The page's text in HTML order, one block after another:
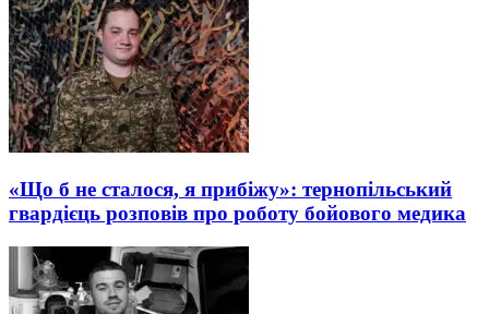
«Що б не сталося, я прибіжу»: тернопільський
гвардієць розповів про роботу бойового медика